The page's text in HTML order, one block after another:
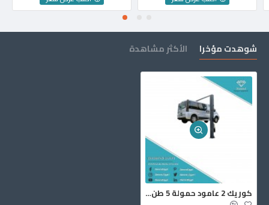
شوهدت مؤخرا الأكثر مشاهدة
كوريك ‎2‏ عامود حمولة ‎5‏ طن ‎SDH‎370.50‎K